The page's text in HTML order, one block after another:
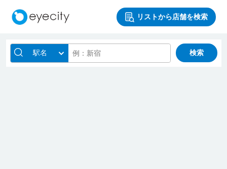
リストから店舗を検索
駅名 検索